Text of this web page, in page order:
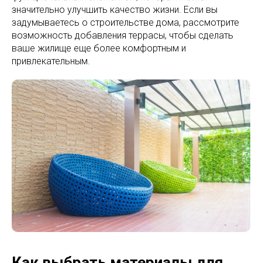
значительно улучшить качество жизни. Если вы
задумываетесь о строительстве дома, рассмотрите
возможность добавления террасы, чтобы сделать
ваше жилище еще более комфортным и
привлекательным.